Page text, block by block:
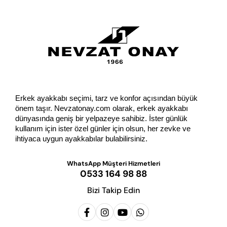
Erkek ayakkabı seçimi, tarz ve konfor açısından büyük
önem taşır. Nevzatonay.com olarak, erkek ayakkabı
dünyasında geniş bir yelpazeye sahibiz. İster günlük
kullanım için ister özel günler için olsun, her zevke ve
ihtiyaca uygun ayakkabılar bulabilirsiniz.
WhatsApp Müşteri Hizmetleri
0533 164 98 88
Bizi Takip Edin